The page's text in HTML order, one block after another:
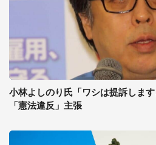
小林よしのり氏「ワシは提訴しま
「憲法違反」主張